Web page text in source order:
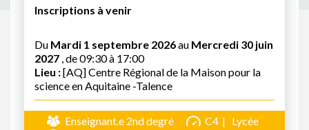
Inscriptions à venir
Du Mardi 1 septembre 2026au Mercredi 30 juin
2027 , de 09:30 à 17:00
Lieu :[AQ] Centre Régional de la Maison pour la
science en Aquitaine -Talence
Enseignant.e 2nd degré C4
Lycée